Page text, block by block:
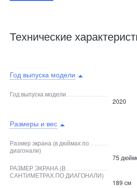
Технические
Год выпуска модели
Год выпуска модели
2020
Размеры и вес
Размер экрана (в дюймах по
диагонали)
75
РАЗМЕР ЭКРАНА (В
САНТИМЕТРАХ ПО ДИАГОНАЛИ)
189 см